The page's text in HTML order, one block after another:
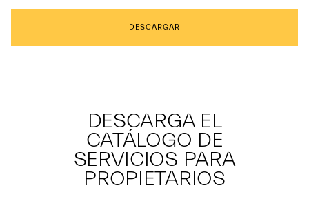
DESCARGAR
DESCARGA EL
CATÁLOGO DE
SERVICIOS PARA
PROPIETARIOS